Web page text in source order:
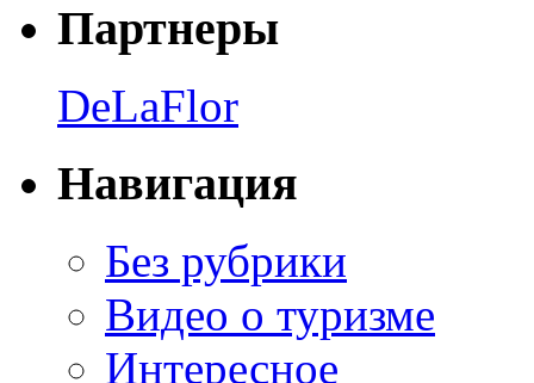
Партнеры
DeLaFlor
Навигация
Без рубрики
Видео о туризме
Интересное